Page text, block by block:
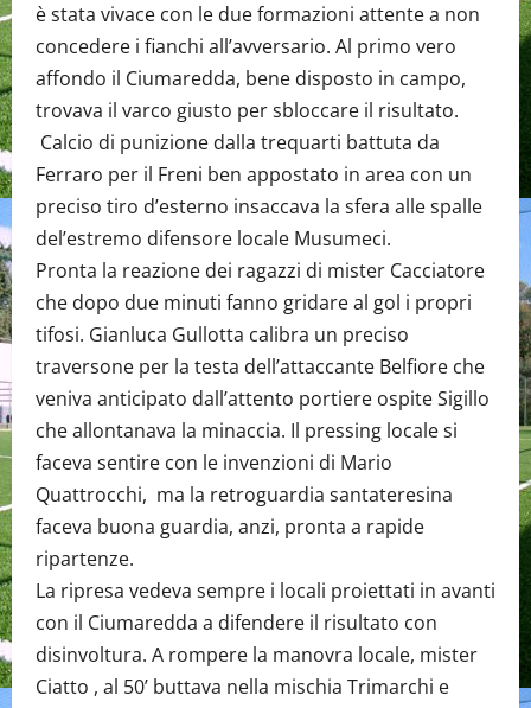
è stata vivace con le due formazioni attente a non
concedere i fianchi all’avversario. Al primo vero
affondo il Ciumaredda, bene disposto in campo,
trovava il varco giusto per sbloccare il risultato.
Calcio di punizione dalla trequarti battuta da
Ferraro per il Freni ben appostato in area con un
preciso tiro d’esterno insaccava la sfera alle spalle
del’estremo difensore locale Musumeci.
Pronta la reazione dei ragazzi di mister Cacciatore
che dopo due minuti fanno gridare al gol i propri
tifosi. Gianluca Gullotta calibra un preciso
traversone per la testa dell’attaccante Belfiore che
veniva anticipato dall’attento portiere ospite Sigillo
che allontanava la minaccia. Il pressing locale si
faceva sentire con le invenzioni di Mario
Quattrocchi, ma la retroguardia santateresina
faceva buona guardia, anzi, pronta a rapide
ripartenze.
La ripresa vedeva sempre i locali proiettati in avanti
con il Ciumaredda a difendere il risultato con
disinvoltura. A rompere la manovra locale, mister
Ciatto , al 50’ buttava nella mischia Trimarchi e